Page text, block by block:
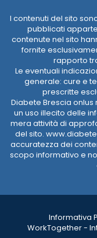
I contenuti del sito
pubblicati
contenute nel sito
fornite
rapporto
Le eventuali
generale: cure e
prescritte
Diabete Brescia
un uso illecito delle
mera attività di
del sito.
accuratezza dei
scopo informativo e
Informativa
WorkTogether -